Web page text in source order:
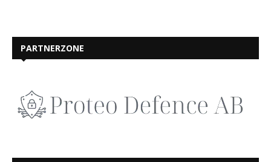
PARTNERZONE